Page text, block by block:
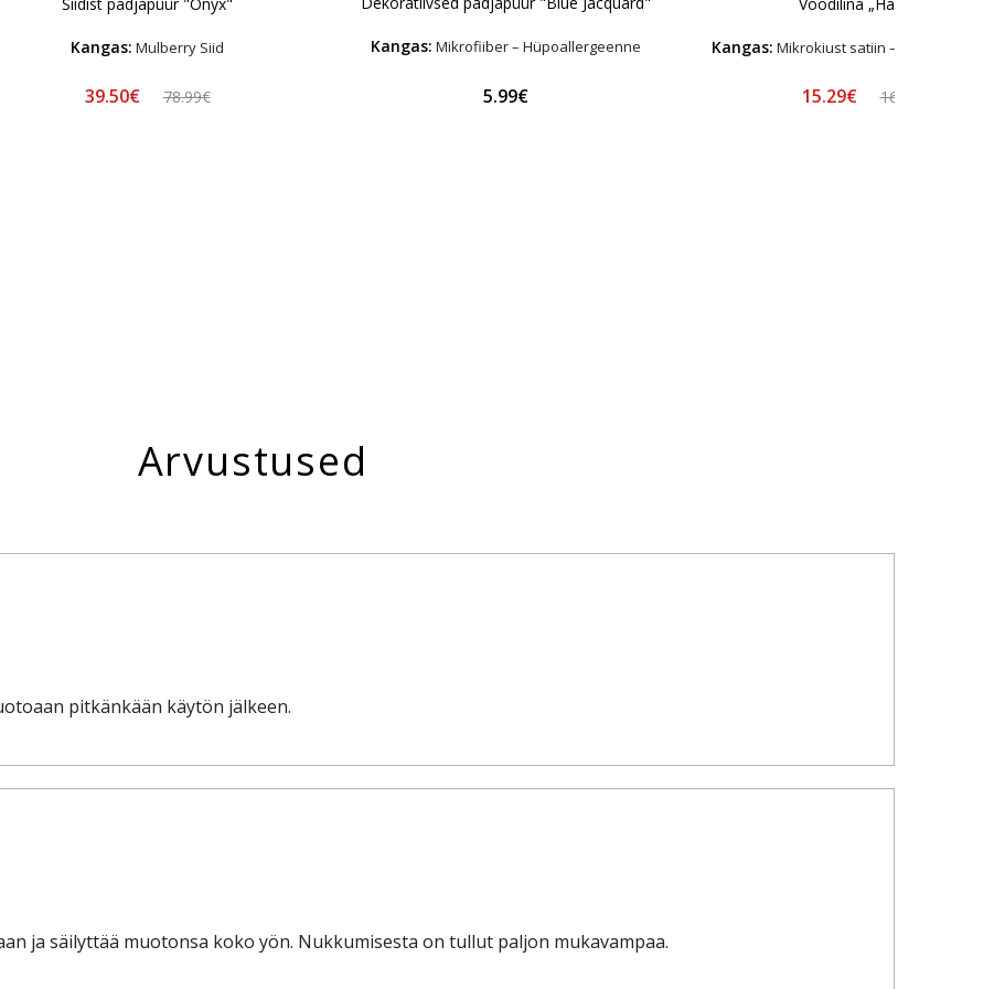
Kangas: Mulberry Siid
39.50€ 78.99€
Kangas: Mikrofiiber – Hüpoallergeenne
5.99€
Kangas: Mikrokiust satiin –
15.29€ 16.99€
Arvustused
pitkänkään käytön jälkeen.
ja säilyttää muotonsa koko yön. Nukkumisesta on tullut paljon mukavampaa.